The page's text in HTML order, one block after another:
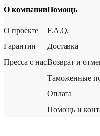
О компании
О проекте
Гарантии
Пресса о нас
Помощь
F.A.Q.
Доставка
Возврат и
Таможенные
Оплата
Помощь и